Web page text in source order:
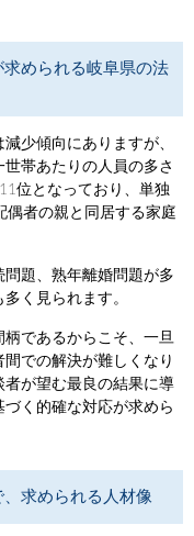
められる岐阜県の法
少傾向にありますが、
帯あたりの人員の多さ
位となっており、単独
偶者の親と同居する家庭
題、熟年離婚問題が多
く見られます。
であるからこそ、一旦
での解決が難しくなり
者が望む最良の結果に導
く的確な対応が求めら
求められる人材像